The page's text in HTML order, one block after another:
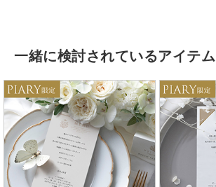
一緒に検討されているアイテム